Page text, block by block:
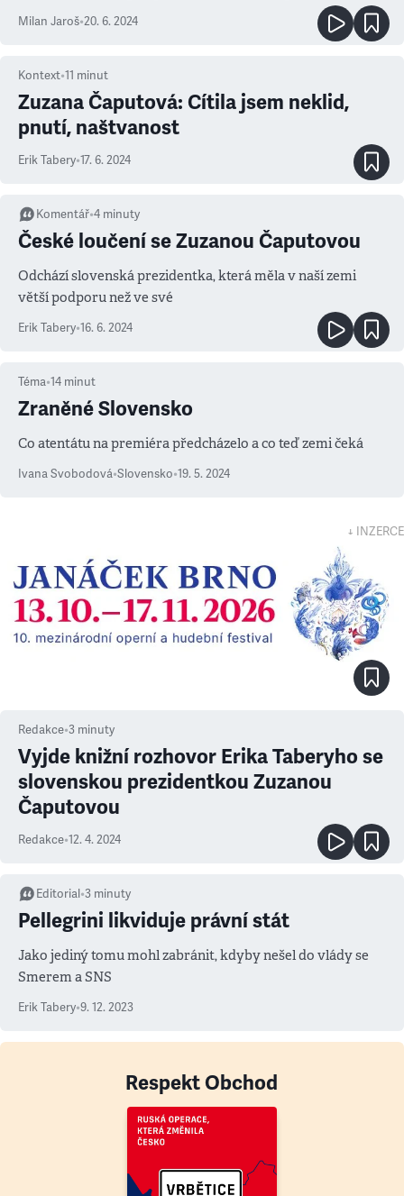
sama sobě.
Milan Jaroš•20. 6. 2024
Kontext•11 minut
Zuzana Čaputová: Cítila jsem neklid,
pnutí, naštvanost
Erik Tabery•17. 6. 2024
Komentář•4 minuty
České loučení se Zuzanou Čaputovou
Odchází slovenská prezidentka, která měla v naší zemi
větší podporu než ve své
Erik Tabery•16. 6. 2024
Téma•14 minut
Zraněné Slovensko
Co atentátu na premiéra předcházelo a co teď zemi čeká
Ivana Svobodová•Slovensko•19. 5. 2024
↓ INZERCE
Redakce•3 minuty
Vyjde knižní rozhovor Erika Taberyho se
slovenskou prezidentkou Zuzanou
Čaputovou
Redakce•12. 4. 2024
Editorial •3 minuty
Pellegrini likviduje právní stát
Jako jediný tomu mohl zabránit, kdyby nešel do vlády se
Smerem a SNS
Erik Tabery•9. 12. 2023
Respekt Obchod